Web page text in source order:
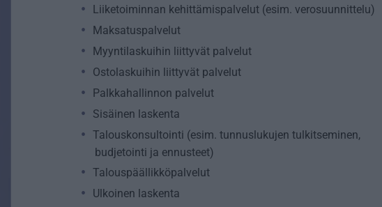
Liiketoiminnan kehittämispalvelut (esim. verosuunnittelu)
Maksatuspalvelut
Myyntilaskuihin liittyvät palvelut
Ostolaskuihin liittyvät palvelut
Palkkahallinnon palvelut
Sisäinen laskenta
Talouskonsultointi (esim. tunnuslukujen tulkitseminen,
budjetointi ja ennusteet)
Talouspäällikköpalvelut
Ulkoinen laskenta